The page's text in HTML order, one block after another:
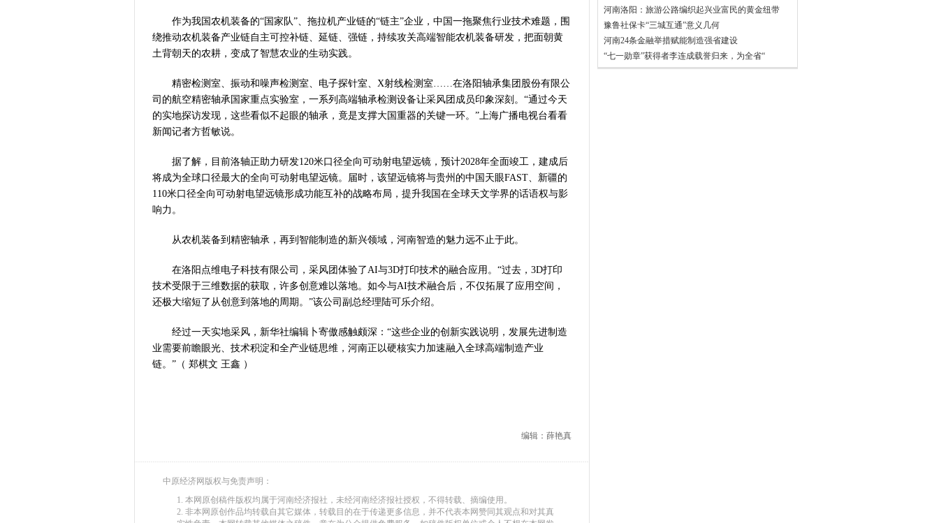
习近平对防汛救灾工作作出重要指示
郑州、济南、青岛三城联合发布社保卡居民服
2026年“文明实践进基层”主题活动在郏县举
“七一勋章”获得者丨“炼油专家”陈俊武：科
“建设社会主义现代化强国，关键在科技自立自
豫篮联赛结束第十七轮争夺 两小组前四名格
河南省二十条硬核举措出炉 力促民间投资“
河南省主汛期防汛抗旱工作专题调度会召开
“从根本上改变了中国人民的前途命运”——
作为我国农机装备的“国家队”、拖拉机产业链的“链主”企业，中国一拖聚焦行业技术难题，围
绕推动农机装备产业链自主可控补链、延链、强链，持续攻关高端智能农机装备研发，把面朝黄
土背朝天的农耕，变成了智慧农业的生动实践。
精密检测室、振动和噪声检测室、电子探针室、X射线检测室……在洛阳轴承集团股份有限公
司的航空精密轴承国家重点实验室，一系列高端轴承检测设备让采风团成员印象深刻。“通过今天
的实地探访发现，这些看似不起眼的轴承，竟是支撑大国重器的关键一环。”上海广播电视台看看
新闻记者方哲敏说。
据了解，目前洛轴正助力研发120米口径全向可动射电望远镜，预计2028年全面竣工，建成后
将成为全球口径最大的全向可动射电望远镜。届时，该望远镜将与贵州的中国天眼FAST、新疆的
110米口径全向可动射电望远镜形成功能互补的战略布局，提升我国在全球天文学界的话语权与影
响力。
从农机装备到精密轴承，再到智能制造的新兴领域，河南智造的魅力远不止于此。
在洛阳点维电子科技有限公司，采风团体验了AI与3D打印技术的融合应用。“过去，3D打印
技术受限于三维数据的获取，许多创意难以落地。如今与AI技术融合后，不仅拓展了应用空间，
还极大缩短了从创意到落地的周期。”该公司副总经理陆可乐介绍。
经过一天实地采风，新华社编辑卜寄傲感触颇深：“这些企业的创新实践说明，发展先进制造
业需要前瞻眼光、技术积淀和全产业链思维，河南正以硬核实力加速融入全球高端制造产业
链。”（ 郑棋文 王鑫 ）
编辑：薛艳真
中原经济网版权与免责声明：
1. 本网原创稿件版权均属于河南经济报社，未经河南经济报社授权，不得转载、摘编使用。
2. 非本网原创作品均转载自其它媒体，转载目的在于传递更多信息，并不代表本网赞同其观点和对其真
河南洛阳：旅游公路编织起兴业富民的黄金纽带
豫鲁社保卡“三城互通”意义几何
河南24条金融举措赋能制造强省建设
“七一勋章”获得者李连成载誉归来，为全省“